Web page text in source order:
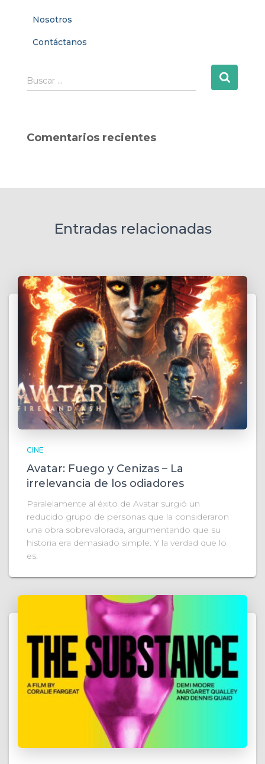
Nosotros
Contáctanos
B
u
r
Buscar …
Comentarios recientes
Entradas relacionadas
CINE
Avatar: Fuego y Cenizas – La
irrelevancia de los odiadores
Paralelamente al éxito de Avatar surgió un
reducido grupo de personas que la consideraron
una obra sobrevalorada, argumentando que su
historia era demasiado simple. Y la verdad que lo
es.